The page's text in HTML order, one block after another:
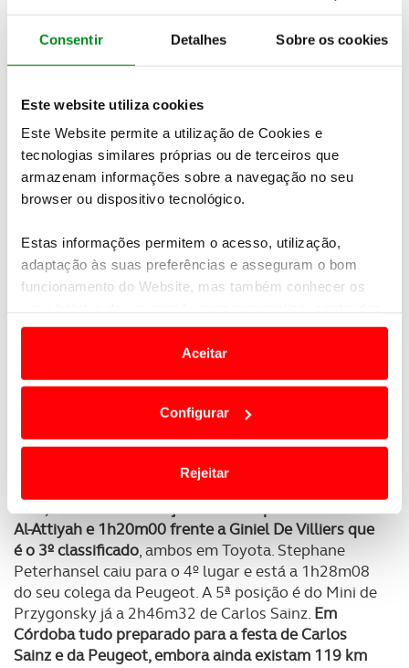
Consentir Detalhes Sobre os cookies
Este website utiliza cookies
Este Website permite a utilização de Cookies e
tecnologias similares próprias ou de terceiros que
armazenam informações sobre a navegação no seu
browser ou dispositivo tecnológico.
Estas informações permitem o acesso, utilização,
adaptação às suas preferências e asseguram o bom
funcionamento do Website, mas também conhecer os
e anúncios de modo a promover produtos e/ou serviços.
Em alguns casos, a utilização destas tecnologias
termos e a todo o tempo as suas preferências e limitando
o acesso a informações durante a navegação no
personalizar conteúdos e anúncios, para lhe proporcionar
funcionalidades de redes sociais, bem como para
analisar dados de navegação no nosso website.
Adicionalmente partilhamos informação, relativa à sua
utilização do nosso site de publicidade e de análise, com
parceiros e organizações na UE e em países terceiros.
Aceitar
Configurar
Rejeitar
Quando falta apenas um dia de competição para o
final do Dakar 2018, com um troço cronometrado
de 119 km, com partida e chegada a Córdoba, para a
tão desejada consagração.
Al-Attiyah e 1h20m00 frente a Giniel De Villiers que
é o 3º classificado, ambos em Toyota. Stephane
Peterhansel caiu para o 4º lugar e está a 1h28m08
do seu colega da Peugeot. A 5ª posição é do Mini de
Przygonsky já a 2h46m32 de Carlos Sainz. Em
Córdoba tudo preparado para a festa de Carlos
Sainz e da Peugeot, embora ainda existam 119 km